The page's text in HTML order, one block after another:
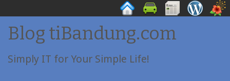
Skip
content
Blog tiBandung.com
Simply IT for Your Simple Life!